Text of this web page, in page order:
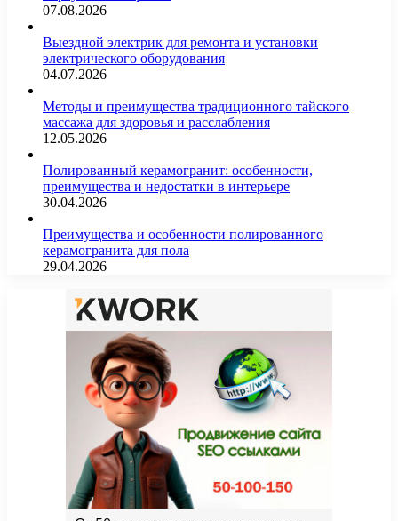
07.08.2026
Выездной электрик для ремонта и установки
электрического оборудования
04.07.2026
Методы и преимущества традиционного тайского
массажа для здоровья и расслабления
12.05.2026
Полированный керамогранит: особенности,
преимущества и недостатки в интерьере
30.04.2026
Преимущества и особенности полированного
керамогранита для пола
29.04.2026